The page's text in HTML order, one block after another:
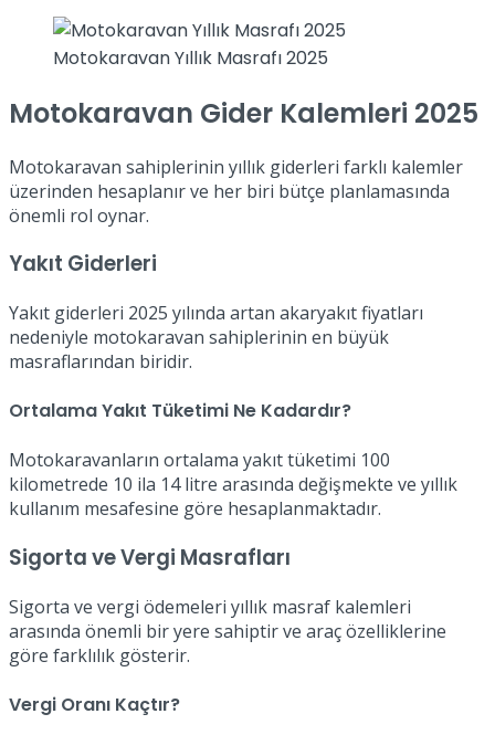
Motokaravan Yıllık Masrafı 2025
Motokaravan Gider Kalemleri 2025
Motokaravan sahiplerinin yıllık giderleri farklı kalemler
üzerinden hesaplanır ve her biri bütçe planlamasında
önemli rol oynar.
Yakıt Giderleri
Yakıt giderleri 2025 yılında artan akaryakıt fiyatları
nedeniyle motokaravan sahiplerinin en büyük
masraflarından biridir.
Ortalama Yakıt Tüketimi Ne Kadardır?
Motokaravanların ortalama yakıt tüketimi 100
kilometrede 10 ila 14 litre arasında değişmekte ve yıllık
kullanım mesafesine göre hesaplanmaktadır.
Sigorta ve Vergi Masrafları
Sigorta ve vergi ödemeleri yıllık masraf kalemleri
arasında önemli bir yere sahiptir ve araç özelliklerine
göre farklılık gösterir.
Vergi Oranı Kaçtır?